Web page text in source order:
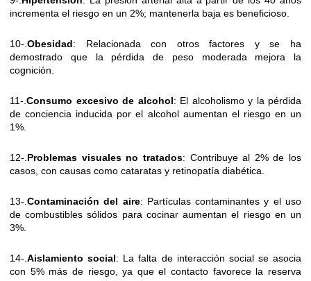
incrementa el riesgo en un 2%; mantenerla baja es beneficioso.
10-.Obesidad: Relacionada con otros factores y se ha
demostrado que la pérdida de peso moderada mejora la
cognición.
11-.Consumo excesivo de alcohol: El alcoholismo y la pérdida
de conciencia inducida por el alcohol aumentan el riesgo en un
1%.
12-.Problemas visuales no tratados: Contribuye al 2% de los
casos, con causas como cataratas y retinopatía diabética.
13-.Contaminación del aire: Partículas contaminantes y el uso
de combustibles sólidos para cocinar aumentan el riesgo en un
3%.
14-.Aislamiento social: La falta de interacción social se asocia
con 5% más de riesgo, ya que el contacto favorece la reserva